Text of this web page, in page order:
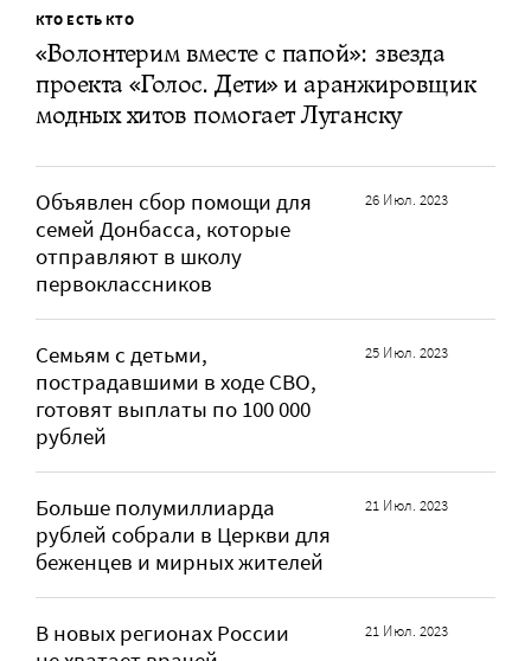
КТО ЕСТЬ КТО
«Волонтерим вместе с папой»: звезда
проекта «Голос. Дети» и аранжировщик
модных хитов помогает Луганску
Объявлен сбор помощи для
семей Донбасса, которые
отправляют в школу
первоклассников
26 Июл. 2023
Семьям с детьми,
пострадавшими в ходе СВО,
готовят выплаты по 100 000
рублей
25 Июл. 2023
Больше полумиллиарда
рублей собрали в Церкви для
беженцев и мирных жителей
21 Июл. 2023
В новых регионах России
21 Июл. 2023